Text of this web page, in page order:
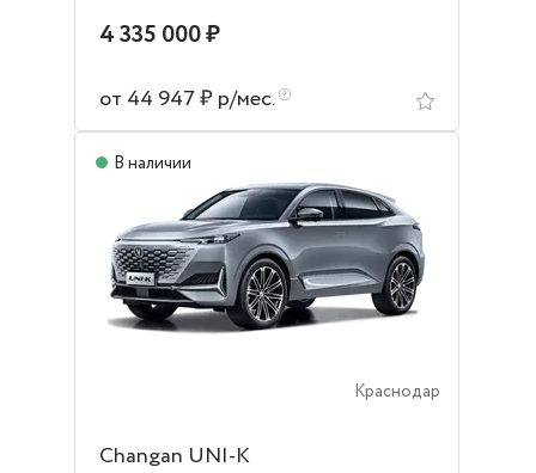
4 335 000 ₽
от 44 947 ₽ р/мес.
В наличии
Краснодар
Changan UNI-K